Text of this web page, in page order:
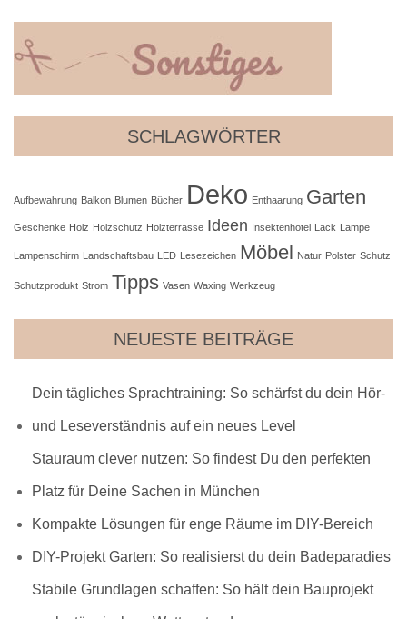
SCHLAGWÖRTER
Aufbewahrung Balkon Blumen Bücher Deko Enthaarung Garten
Geschenke Holz Holzschutz Holzterrasse Ideen Insektenhotel Lack Lampe
Lampenschirm Landschaftsbau LED Lesezeichen Möbel Natur Polster Schutz
Schutzprodukt Strom Tipps Vasen Waxing Werkzeug
NEUESTE BEITRÄGE
Dein tägliches Sprachtraining: So schärfst du dein Hör-
und Leseverständnis auf ein neues Level
Stauraum clever nutzen: So findest Du den perfekten
Platz für Deine Sachen in München
Kompakte Lösungen für enge Räume im DIY-Bereich
DIY-Projekt Garten: So realisierst du dein Badeparadies
Stabile Grundlagen schaffen: So hält dein Bauprojekt